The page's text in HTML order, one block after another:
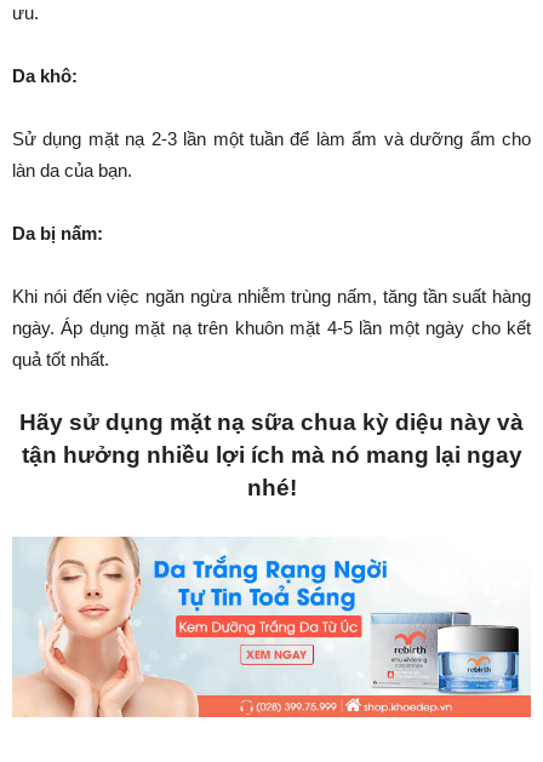
ưu.
Da khô:
Sử dụng mặt nạ 2-3 lần một tuần để làm ẩm và dưỡng ẩm cho
làn da của bạn.
Da bị nấm:
Khi nói đến việc ngăn ngừa nhiễm trùng nấm, tăng tần suất hàng
ngày. Áp dụng mặt nạ trên khuôn mặt 4-5 lần một ngày cho kết
quả tốt nhất.
Hãy sử dụng mặt nạ sữa chua kỳ diệu này và
tận hưởng nhiều lợi ích mà nó mang lại ngay
nhé!